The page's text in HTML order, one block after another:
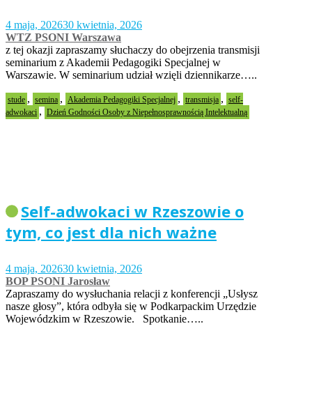
4 maja, 202630 kwietnia, 2026
WTZ PSONI Warszawa
z tej okazji zapraszamy słuchaczy do obejrzenia transmisji
seminarium z Akademii Pedagogiki Specjalnej w
Warszawie. W seminarium udział wzięli dziennikarze…..
stude , semina , Akademia Pedagogiki Specjalnej , transmisja , self-
adwokaci , Dzień Godności Osoby z Niepełnosprawnością Intelektualną
Self-adwokaci w Rzeszowie o
tym, co jest dla nich ważne
4 maja, 202630 kwietnia, 2026
BOP PSONI Jarosław
Zapraszamy do wysłuchania relacji z konferencji „Usłysz
nasze głosy”, która odbyła się w Podkarpackim Urzędzie
Wojewódzkim w Rzeszowie. Spotkanie…..